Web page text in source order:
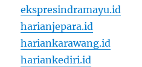
ekspresindramayu.id
harianjepara.id
hariankarawang.id
hariankediri.id